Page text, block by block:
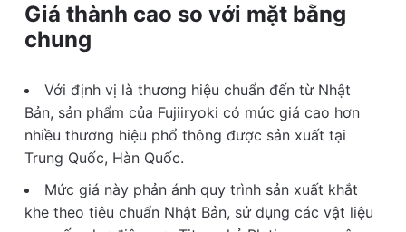
Giá thành cao so với mặt bằng
chung
Với định vị là thương hiệu chuẩn đến từ Nhật
Bản, sản phẩm của Fujiiryoki có mức giá cao hơn
nhiều thương hiệu phổ thông được sản xuất tại
Trung Quốc, Hàn Quốc.
Mức giá này phản ánh quy trình sản xuất khắt
khe theo tiêu chuẩn Nhật Bản, sử dụng các vật liệu